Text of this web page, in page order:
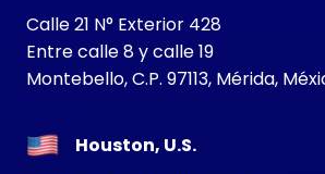
Calle 21 N° Exterior 428
Entre calle 8 y calle 19
Montebello, C.P. 97113, Mérida,
Houston, U.S.